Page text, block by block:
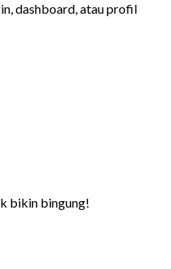
dashboard, atau profil
bikin bingung!